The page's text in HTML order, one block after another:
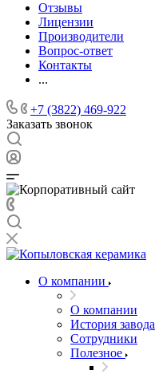
Отзывы
Лицензии
Производители
Вопрос-ответ
Контакты
...
+7 (3822) 469-922
Заказать звонок
О компании
О компании
История завода
Сотрудники
Полезное